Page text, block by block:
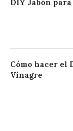
DIY Jabón
Cómo hacer el
Vinagre